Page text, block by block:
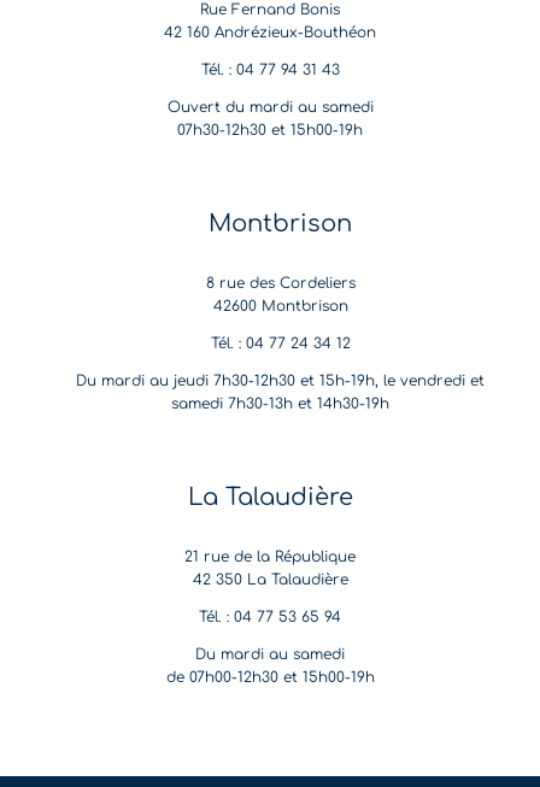
Rue Fernand Bonis
42 160 Andrézieux-Bouthéon
Tél. : 04 77 94 31 43
Ouvert du mardi au samedi
07h30-12h30 et 15h00-19h
Montbrison
8 rue des Cordeliers
42600 Montbrison
Tél. : 04 77 24 34 12
Du mardi au jeudi 7h30-12h30 et 15h-19h, le vendredi et
samedi 7h30-13h et 14h30-19h
La Talaudière
21 rue de la République
42 350 La Talaudière
Tél. : 04 77 53 65 94
Du mardi au samedi
de 07h00-12h30 et 15h00-19h